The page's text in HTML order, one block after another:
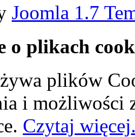
Joomla 1.7
o plikach
plików
i możliwości
Czytaj